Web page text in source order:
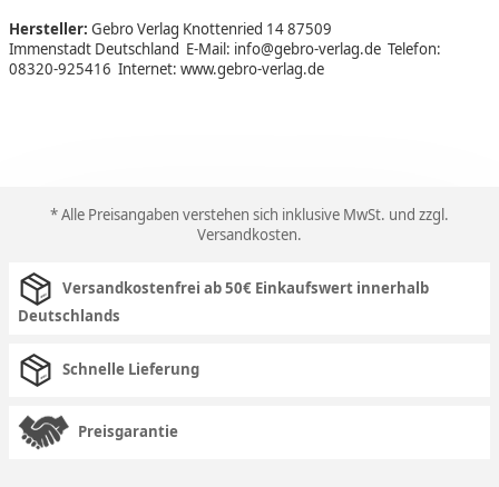
Hersteller: Gebro Verlag Knottenried 14 87509
Immenstadt Deutschland E-Mail: info@gebro-verlag.de Telefon:
08320-925416 Internet: www.gebro-verlag.de
* Alle Preisangaben verstehen sich inklusive MwSt. und zzgl.
Versandkosten.
Versandkostenfrei ab 50€ Einkaufswert innerhalb
Deutschlands
Schnelle Lieferung
Preisgarantie